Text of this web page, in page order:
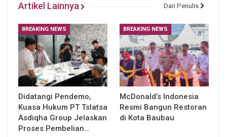
Artikel Lainnya Dari Penulis
BREAKING NEWS
Didatangi Pendemo,
Kuasa Hukum PT Tslatsa
Asdiqha Group Jelaskan
Proses Pembelian…
BREAKING NEWS
McDonald’s Indonesia
Resmi Bangun Restoran
di Kota Baubau